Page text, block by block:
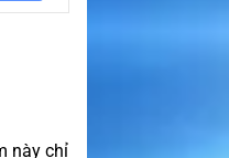
này chỉ